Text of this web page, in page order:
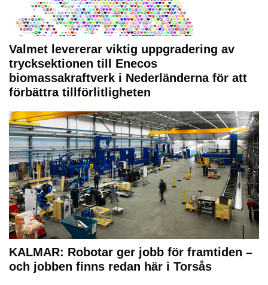
Valmet levererar viktig uppgradering av
trycksektionen till Enecos
biomassakraftverk i Nederländerna för att
förbättra tillförlitligheten
KALMAR: Robotar ger jobb för framtiden –
och jobben finns redan här i Torsås